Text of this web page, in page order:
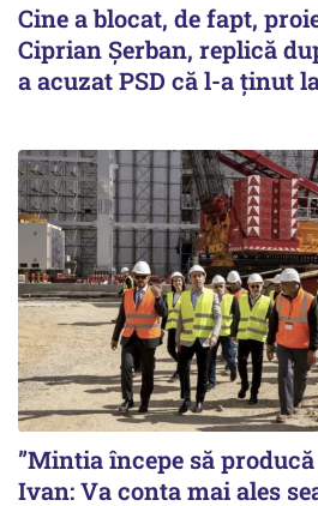
Cine a blocat, de fapt,
Ciprian Șerban, replică
a acuzat PSD că l-a ținut
”Mintia începe să
Ivan: Va conta mai ales